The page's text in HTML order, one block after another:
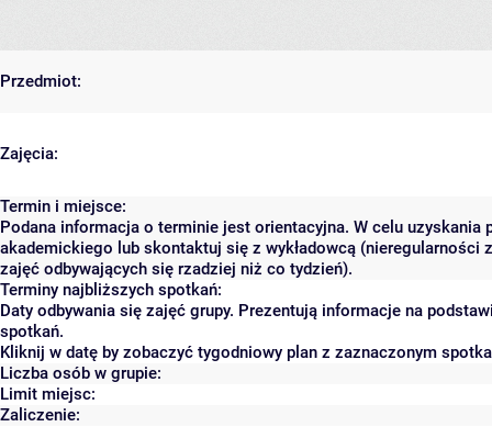
Przedmiot:
Zajęcia:
Termin i miejsce:
Podana informacja o terminie jest orientacyjna. W celu
akademickiego lub skontaktuj się z wykładowcą (nieregularności
zajęć odbywających się rzadziej niż co tydzień).
Terminy najbliższych spotkań:
Daty odbywania się zajęć grupy. Prezentują informacje na
spotkań.
Kliknij w datę by zobaczyć tygodniowy plan z zaznaczonym
Liczba osób w grupie:
Limit miejsc:
Zaliczenie: